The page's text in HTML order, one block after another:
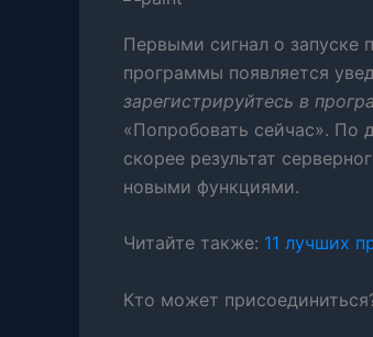
Первыми сигнал о запуске
программы появляется
зарегистрируйтесь в
«Попробовать сейчас». По
скорее результат
новыми функциями.
Читайте также: 11 лучших
Кто может